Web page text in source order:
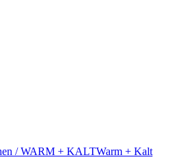
/ WARM + KALTWarm + Kalt